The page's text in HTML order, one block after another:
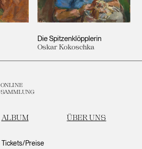
Die Spitzenklöpplerin
Oskar Kokoschka
ONLINE
SAMMLUNG
ALBUM ÜBER UNS
Tickets/Preise